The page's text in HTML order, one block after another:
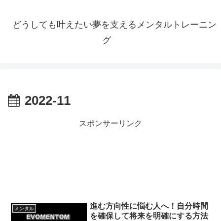
どうしても叶えたい夢を支えるメンタルトレーニン
グ
2022-11
スポンサーリンク
メンタル
進む方向性に悩む人へ！自分時間
を確保して将来を明確にする方法